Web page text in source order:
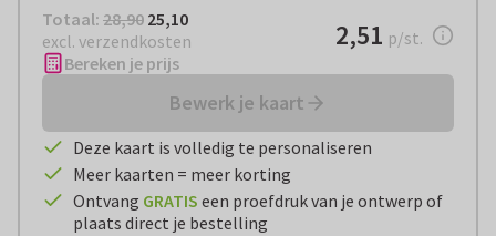
Totaal: € 25,10
Totaal: 28,90 25,10
excl. verzendkosten
€ 2,51 per stuk
2,51 p/st.
Bereken je prijs
Bewerk je kaart
Deze kaart is volledig te personaliseren
Meer kaarten = meer korting
Ontvang GRATIS een proefdruk van je ontwerp of
plaats direct je bestelling